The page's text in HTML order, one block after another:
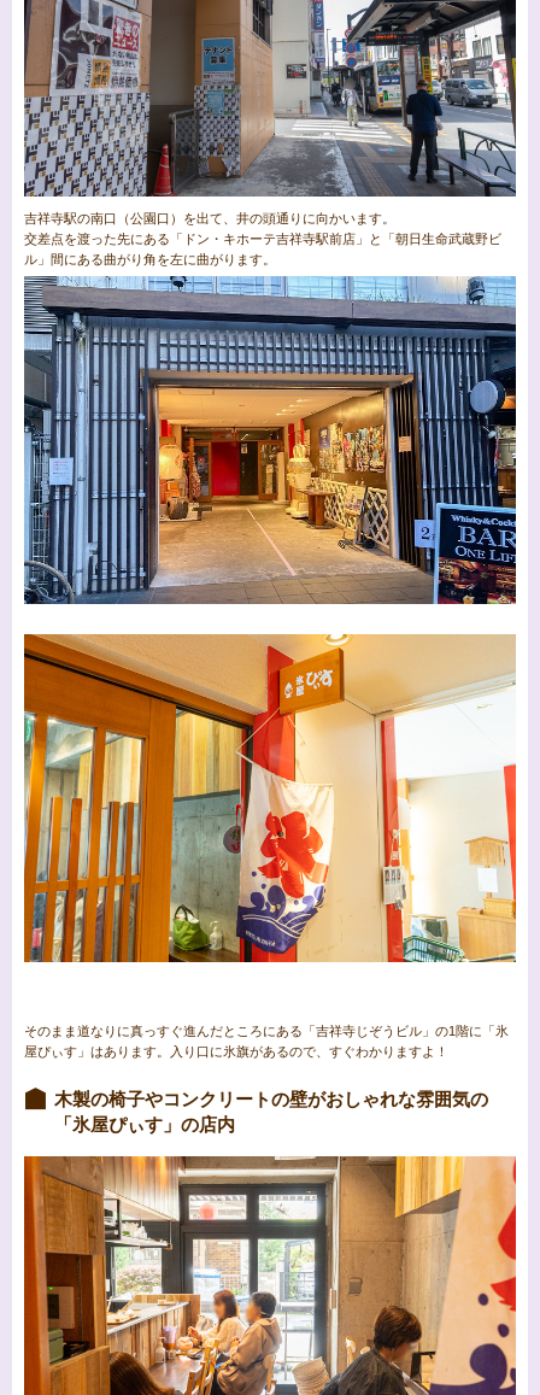
吉祥寺駅の南口（公園口）を出て、井の頭通りに向かいます。
交差点を渡った先にある「ドン・キホーテ吉祥寺駅前店」と「朝日生命武蔵野ビ
ル」間にある曲がり角を左に曲がります。
そのまま道なりに真っすぐ進んだところにある「吉祥寺じぞうビル」の1階に「氷
屋ぴぃす」はあります。入り口に氷旗があるので、すぐわかりますよ！
木製の椅子やコンクリートの壁がおしゃれな雰囲気の
「氷屋ぴぃす」の店内